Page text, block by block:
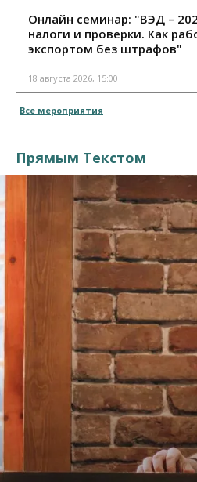
Онлайн семинар: "ВЭД –
налоги и проверки. Как
экспортом без штрафов"
18 августа 2026, 15:00
Все мероприятия
Прямым Текстом